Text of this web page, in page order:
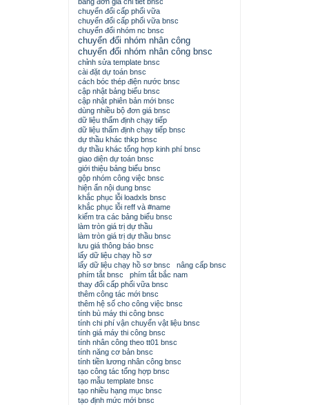
chuyển đổi cấp phối vữa
chuyển đổi cấp phối vữa bnsc
chuyển đổi nhóm nc bnsc
chuyển đổi nhóm nhân công
chuyển đổi nhóm nhân công bnsc
chỉnh sửa template bnsc
cài đặt dự toán bnsc
cách bóc thép điện nước bnsc
cập nhật bảng biểu bnsc
cập nhật phiên bản mới bnsc
dùng nhiều bộ đơn giá bnsc
dữ liệu thẩm định chạy tiếp
dữ liệu thẩm định chạy tiếp bnsc
dự thầu khác thkp bnsc
dự thầu khác tổng hợp kinh phí bnsc
giao diện dự toán bnsc
giới thiệu bảng biểu bnsc
gộp nhóm công việc bnsc
hiện ẩn nội dung bnsc
khắc phục lỗi loadxls bnsc
khắc phục lỗi reff và #name
kiểm tra các bảng biểu bnsc
làm tròn giá trị dự thầu
làm tròn giá trị dự thầu bnsc
lưu giá thông báo bnsc
lấy dữ liệu chạy hồ sơ
lấy dữ liệu chạy hồ sơ bnsc
nâng cấp bnsc
phím tắt bnsc
phím tắt bắc nam
thay đổi cấp phối vữa bnsc
thêm công tác mới bnsc
thêm hệ số cho công việc bnsc
tính bù máy thi công bnsc
tính chi phí vận chuyển vật liệu bnsc
tính giá máy thi công bnsc
tính nhân công theo tt01 bnsc
tính năng cơ bản bnsc
tính tiền lương nhân công bnsc
tạo công tác tổng hợp bnsc
tạo mẫu template bnsc
tạo nhiều hạng mục bnsc
tạo định mức mới bnsc